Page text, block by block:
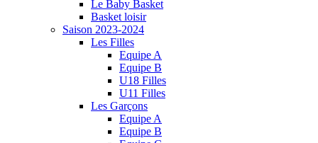
Le Baby Basket
Basket loisir
Saison 2023-2024
Les Filles
Equipe A
Equipe B
U18 Filles
U11 Filles
Les Garçons
Equipe A
Equipe B